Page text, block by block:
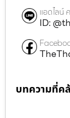
แอดไลน์
ID:
บทความที่ค